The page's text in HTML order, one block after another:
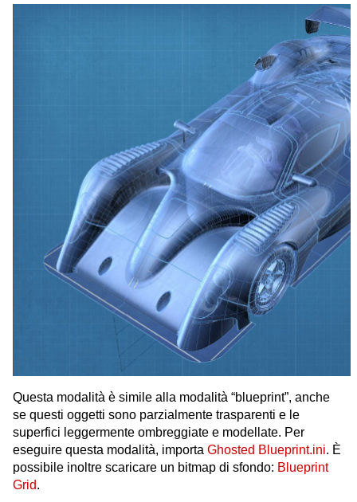
Questa modalità è simile alla modalità “blueprint”, anche
se questi oggetti sono parzialmente trasparenti e le
superfici leggermente ombreggiate e modellate. Per
eseguire questa modalità, importa Ghosted Blueprint.ini. È
possibile inoltre scaricare un bitmap di sfondo: Blueprint
Grid.